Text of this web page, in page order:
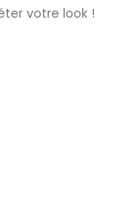
votre look !